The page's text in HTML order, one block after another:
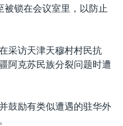
被锁在会议室里，以防止
采访天津天穆村村民抗
阿克苏民族分裂问题时遭
鼓励有类似遭遇的驻华外